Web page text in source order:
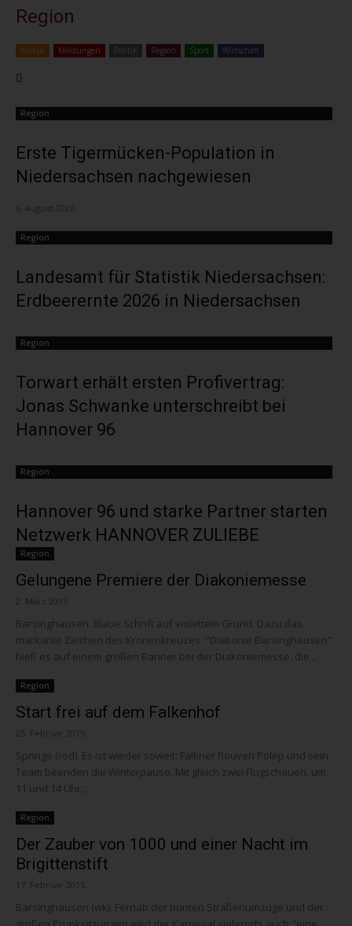
Region
Kultur Meldungen Politik Region Sport Wirtschaft
Region
Erste Tigermücken-Population in
Niedersachsen nachgewiesen
6. August 2026
Region
Landesamt für Statistik Niedersachsen:
Erdbeerernte 2026 in Niedersachsen
Region
Torwart erhält ersten Profivertrag:
Jonas Schwanke unterschreibt bei
Hannover 96
Region
Hannover 96 und starke Partner starten
Netzwerk HANNOVER ZULIEBE
Region
Gelungene Premiere der Diakoniemesse
2. März 2015
Barsinghausen. Blaue Schrift auf violettem Grund. Dazu das
markante Zeichen des Kronenkreuzes. "Diakonie Barsinghausen"
hieß es auf einem großen Banner bei der Diakoniemesse, die...
Region
Start frei auf dem Falkenhof
25. Februar 2015
Springe (red). Es ist wieder soweit: Falkner Rouven Polep und sein
Team beenden die Winterpause. Mit gleich zwei Flugschauen, um
11 und 14 Uhr,...
Region
Der Zauber von 1000 und einer Nacht im
Brigittenstift
17. Februar 2015
Barsinghausen (wk). Fernab der bunten Straßenumzüge und der